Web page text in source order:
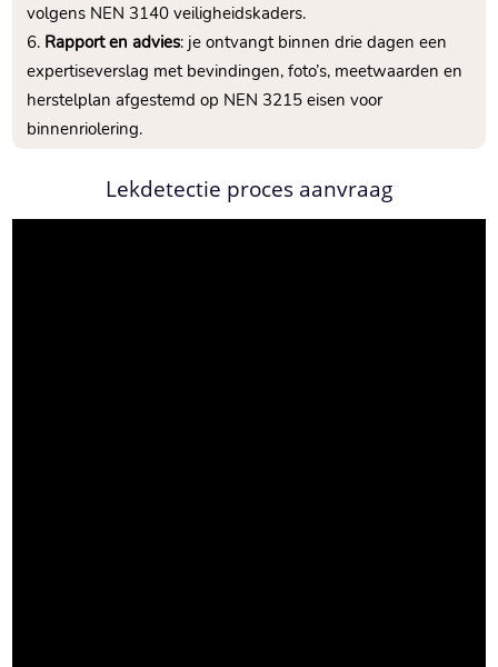
volgens NEN 3140 veiligheidskaders.​
Rapport en advies: je ontvangt binnen drie dagen een
expertiseverslag met bevindingen, foto’s, meetwaarden en
herstelplan afgestemd op NEN 3215 eisen voor
binnenriolering.​
Lekdetectie proces aanvraag